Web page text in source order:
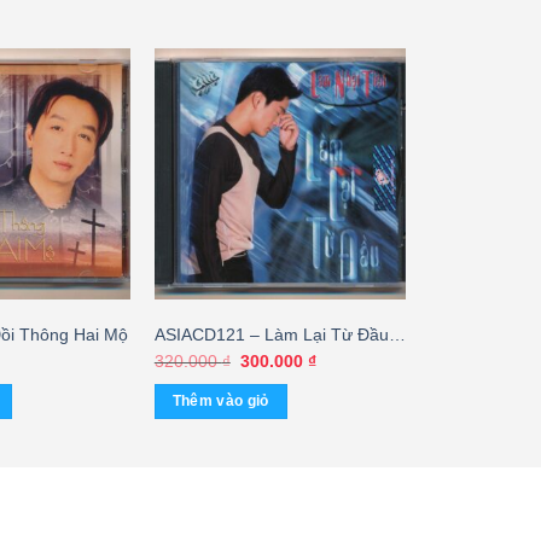
Thông Hai Mộ
ASIACD121 – Làm Lại Từ Đầu –
Lâm Nhật Tiến (KHÔNG BÌA
GỐC)
320.000₫ Giá
là:
320.000 ₫.
300.000 ₫Giá
Thêm vào giỏ